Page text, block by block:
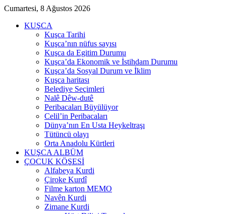
Cumartesi, 8 Ağustos 2026
KUŞCA
Kuşca Tarihi
Kuşca’nın nüfus sayısı
Kuşca da Egitim Durumu
Kuşca’da Ekonomik ve İstihdam Durumu
Kuşca’da Sosyal Durum ve İklim
Kuşca haritası
Belediye Seçimleri
Nalê Dêw-dutê
Peribacaları Büyülüyor
Celil’in Peribacaları
Dünya’nın En Usta Heykeltraşı
Tütüncü olayı
Orta Anadolu Kürtleri
KUŞCA ALBÜM
ÇOCUK KÖŞESİ
Alfabeya Kurdi
Çiroke Kurdî
Filme karton MEMO
Navên Kurdi
Zimane Kurdi